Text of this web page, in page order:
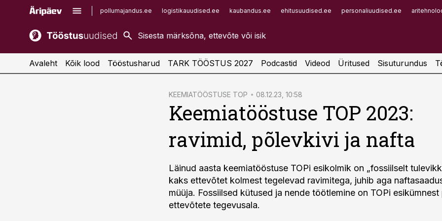
pollumajandus.ee logistikauudised.ee kaubandus.ee ehitusuudised.ee personaliuudised.ee
kaubandus.ee
kinnisvarauudised.ee
imelineajalugu.ee
Infopank
Avaleht Kõik lood Tööstusharud TARK TÖÖSTUS 2027 Podcastid Videod Üritused Sisuturundus
KEEMIATÖÖSTUSE TOP 08.12.23, 10:58
Keemiatööstuse TOP 2023:
ravimid, põlevkivi ja nafta
Läinud aasta keemiatööstuse TOPi esikolmik on „fossiilselt
kaks ettevõtet kolmest tegelevad ravimitega, juhib aga
müüja. Fossiilsed kütused ja nende töötlemine on TOPi
ettevõtete tegevusala.